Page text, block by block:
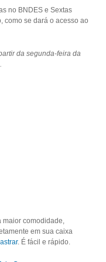
no BNDES e Sextas
como se dará o acesso ao
da segunda-feira da
maior comodidade,
em sua caixa
. É fácil e rápido.